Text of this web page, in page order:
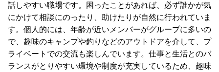
話しやすい職場です。困ったことがあれば、必ず誰かが気
にかけて相談にのったり、助けたりが自然に行われていま
す。個人的には、年齢が近いメンバーがグループに多いの
で、趣味のキャンプや釣りなどのアウトドアを介して、プ
ライベートでの交流も楽しんでいます。仕事と生活とのバ
ランスがとりやすい環境や制度が充実しているため、趣味